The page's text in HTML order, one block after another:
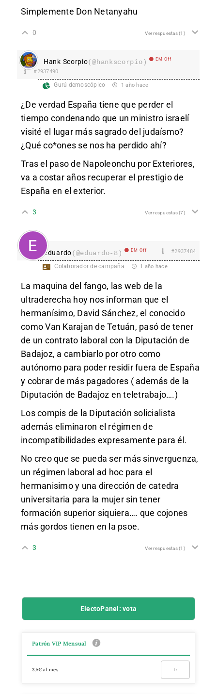
Simplemente Don Netanyahu
0 Ver respuestas(1)
Hank Scorpio(@hankscorpio) EM Off
#2937490
Gurú demoscópico 1 año hace
¿De verdad España tiene que perder el
tiempo condenando que un ministro israelí
visité el lugar más sagrado del judaísmo?
¿Qué co*ones se nos ha perdido ahí?
Tras el paso de Napoleonchu por Exteriores,
va a costar años recuperar el prestigio de
España en el exterior.
3 Ver respuestas(7)
Eduardo(@eduardo-8) EM Off #2937484
Colaborador de campaña 1 año hace
La maquina del fango, las web de la
ultraderecha hoy nos informan que el
hermanísimo, David Sánchez, el conocido
como Van Karajan de Tetuán, pasó de tener
de un contrato laboral con la Diputación de
Badajoz, a cambiarlo por otro como
autónomo para poder residir fuera de España
y cobrar de más pagadores ( además de la
Diputación de Badajoz en teletrabajo….)
Los compis de la Diputación solicialista
además eliminaron el régimen de
incompatibilidades expresamente para él.
No creo que se pueda ser más sinverguenza,
un régimen laboral ad hoc para el
hermanisimo y una dirección de catedra
universitaria para la mujer sin tener
formación superior siquiera…. que cojones
más gordos tienen en la psoe.
3 Ver respuestas(1)
ElectoPanel: vota
Patrón VIP Mensual
3,5€ al mes Ir